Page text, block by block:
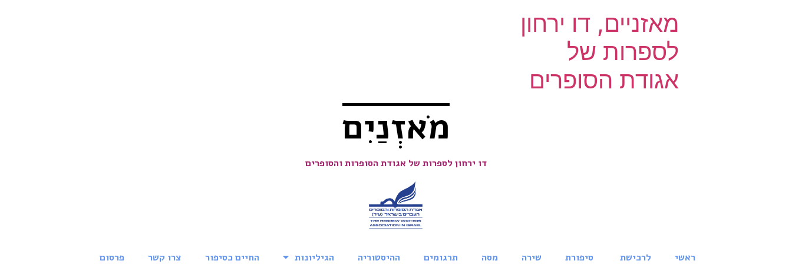
מאזניים, דו ירחון
לספרות של
אגודת הסופרים
מֹאזְנַיִם
דו ירחון לספרות של אגודת הסופרות והסופרים
ראשי
לרכישת
סיפורת שירה מסה תרגומים ההיסטוריה הגיליונות
החיים כסיפור
צרו קשר
פרסום